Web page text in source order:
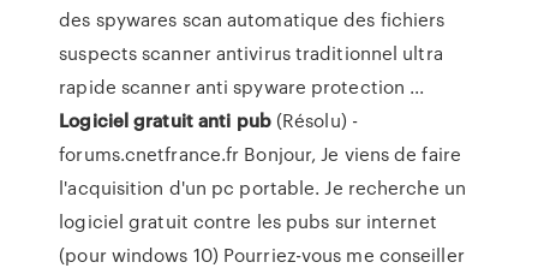
des spywares scan automatique des fichiers
suspects scanner antivirus traditionnel ultra
rapide scanner anti spyware protection ...
Logicielgratuitanti pub(Résolu) -
forums.cnetfrance.fr Bonjour, Je viens de faire
l'acquisition d'un pc portable. Je recherche un
logiciel gratuit contre les pubs sur internet
(pour windows 10) Pourriez-vous me conseiller